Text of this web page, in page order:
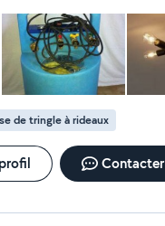
de tringle à rideaux
Contacter